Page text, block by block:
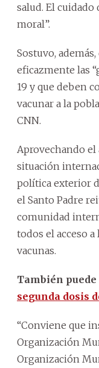
salud. El cuidado
moral”.
Sostuvo,
eficazmente las
19 y que deben
vacunar a la
CNN.
Aprovechando el
situación
política exterior
el Santo Padre
comunidad
todos el acceso
vacunas.
También
segunda dosis
“Conviene que
Organización
Organización